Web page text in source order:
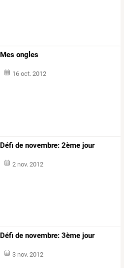
Mes ongles
16 oct. 2012
Défi de novembre: 2ème jour
2 nov. 2012
Défi de novembre: 3ème jour
3 nov. 2012